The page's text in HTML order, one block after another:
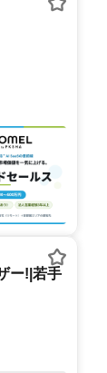
ー!|若手